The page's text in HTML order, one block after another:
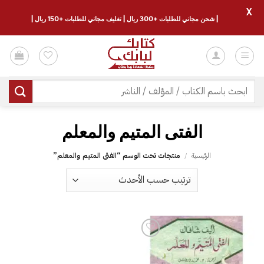
للمحتوى
البحث
عن:
الرئيسية / منتجات تحت الوسم “‎الفتى المتيم والمعلم”
إلى
قائمة
| شحن مجاني للطلبات +300 ريال | تغليف مجاني للطلبات +150 ريال |
X